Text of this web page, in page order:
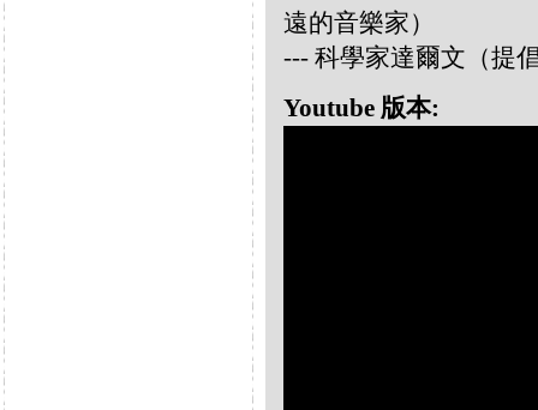
遠的音樂家）
--- 科學家達爾文（提
Youtube 版本: